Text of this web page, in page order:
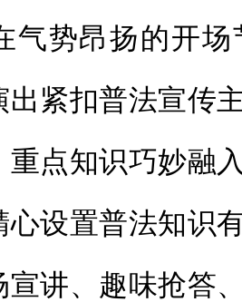
势昂扬的开场
出紧扣普法宣传
重点知识巧妙融
心设置普法知识
宣讲、趣味抢答